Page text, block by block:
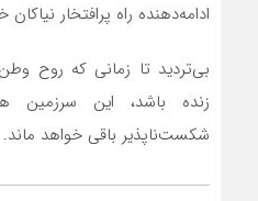
ادامه‌دهنده راه پرافتخار
بی‌تردید تا زمانی که روح
زنده باشد، این سرزمین
شکست‌ناپذیر باقی خواهد ماند.